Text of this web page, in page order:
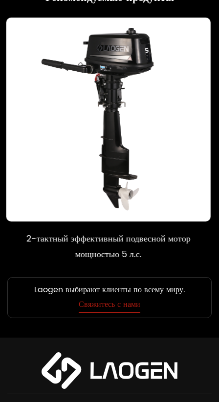
подвесной мотор
2-тактный
Laogen выбирают клиенты по всему миру.
Свяжитесь с нами